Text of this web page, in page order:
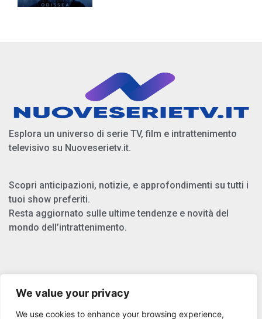
We value your privacy
We use cookies to enhance your browsing experience,
Esplora un universo di serie TV, film e intrattenimento
televisivo su Nuoveserietv.it.
Scopri anticipazioni, notizie, e approfondimenti su tutti i
tuoi show preferiti.
Resta aggiornato sulle ultime tendenze e novità del
mondo dell’intrattenimento.
Privacy Policy
Cookie Policy